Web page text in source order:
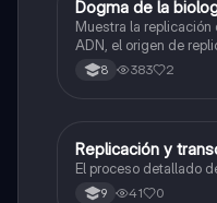
Biologia
Dogma de la
Muestra la replicación del ADN, lo
ADN, el origen de
ARN y traducción de
8 383 2
Biologia
Replicación y
El proceso detallado
9 41 0